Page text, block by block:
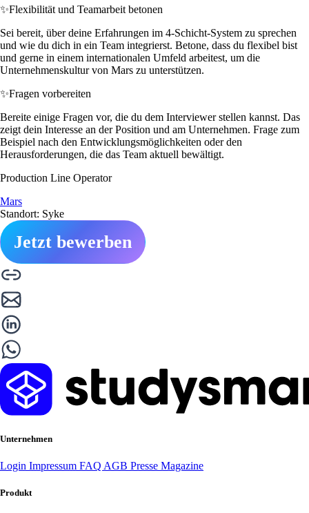
✨Flexibilität und Teamarbeit betonen
Sei bereit, über deine Erfahrungen im 4-Schicht-System zu sprechen
und wie du dich in ein Team integrierst. Betone, dass du flexibel bist
und gerne in einem internationalen Umfeld arbeitest, um die
Unternehmenskultur von Mars zu unterstützen.
✨Fragen vorbereiten
Bereite einige Fragen vor, die du dem Interviewer stellen kannst. Das
zeigt dein Interesse an der Position und am Unternehmen. Frage zum
Beispiel nach den Entwicklungsmöglichkeiten oder den
Herausforderungen, die das Team aktuell bewältigt.
Production Line Operator
Mars
Standort: Syke
Jetzt bewerben
Unternehmen
Login Impressum FAQ AGB Presse Magazine
Produkt